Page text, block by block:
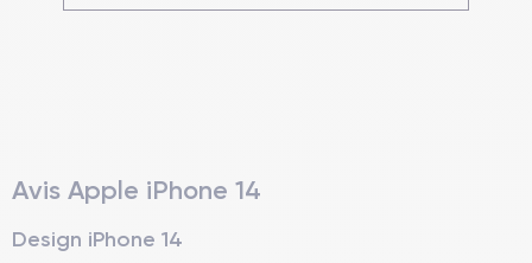
Avis Apple iPhone 14
Design iPhone 14